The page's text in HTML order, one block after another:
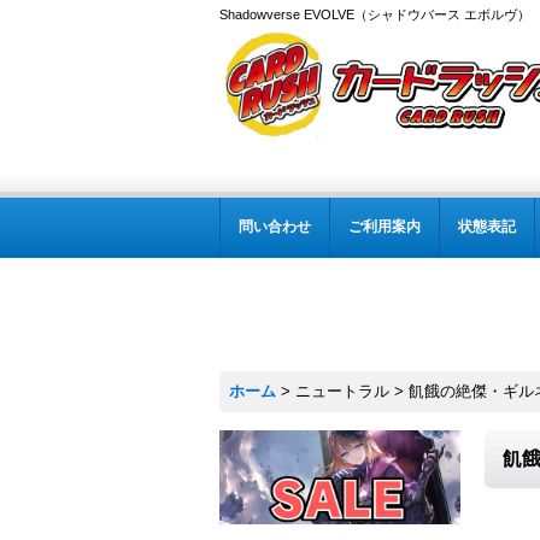
Shadowverse EVOLVE（シャドウバース エボルヴ
問い合わせ ご利用案内 状態表記
ホーム > ニュートラル > 飢餓の絶傑・ギル
飢